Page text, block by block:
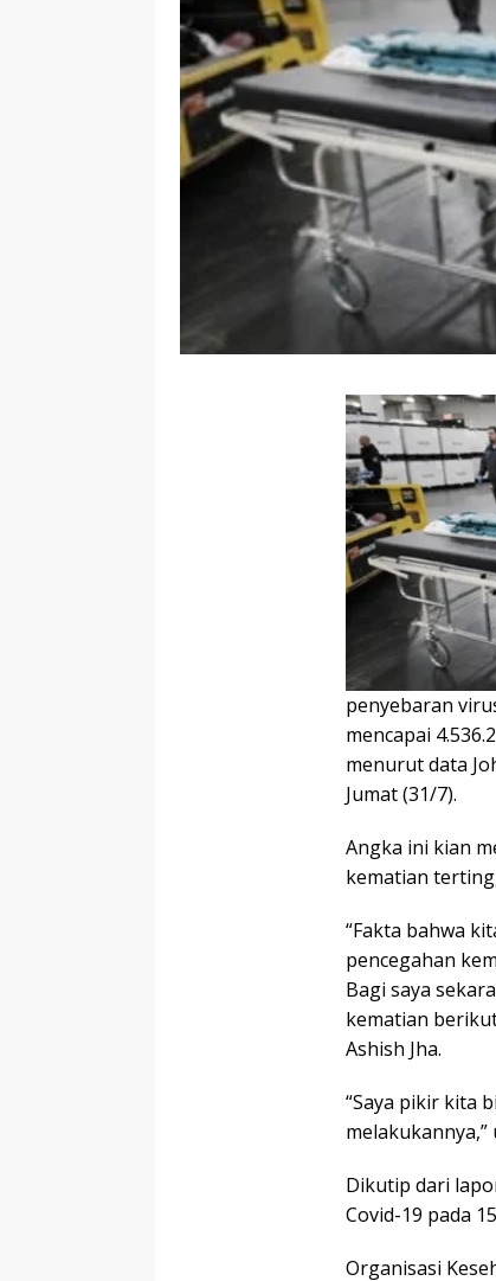
penyebaran
mencapai
menurut data
Jumat (31/7).
Angka ini kian
kematian
“Fakta bahwa
pencegahan
Bagi saya
kematian
Ashish Jha.
“Saya pikir kita
melakukannya,”
Dikutip dari
Covid-19 pada
Organisasi